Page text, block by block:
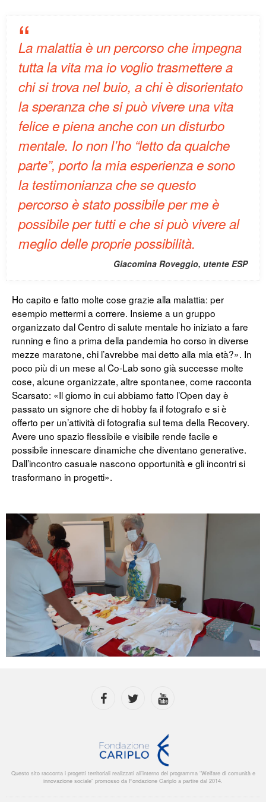
La malattia è un percorso che impegna
tutta la vita ma io voglio trasmettere a
chi si trova nel buio, a chi è disorientato
la speranza che si può vivere una vita
felice e piena anche con un disturbo
mentale. Io non l’ho “letto da qualche
parte”, porto la mia esperienza e sono
la testimonianza che se questo
percorso è stato possibile per me è
possibile per tutti e che si può vivere al
meglio delle proprie possibilità.
Giacomina Roveggio, utente ESP
Ho capito e fatto molte cose grazie alla malattia: per
esempio mettermi a correre. Insieme a un gruppo
organizzato dal Centro di salute mentale ho iniziato a fare
running e fino a prima della pandemia ho corso in diverse
mezze maratone, chi l’avrebbe mai detto alla mia età?». In
poco più di un mese al Co-Lab sono già successe molte
cose, alcune organizzate, altre spontanee, come racconta
Scarsato: «Il giorno in cui abbiamo fatto l’Open day è
passato un signore che di hobby fa il fotografo e si è
offerto per un’attività di fotografia sul tema della Recovery.
Avere uno spazio flessibile e visibile rende facile e
possibile innescare dinamiche che diventano generative.
Dall’incontro casuale nascono opportunità e gli incontri si
trasformano in progetti».
Questo sito racconta i progetti territoriali realizzati all’interno del programma “Welfare di comunità e
innovazione sociale” promosso da Fondazione Cariplo a partire dal 2014.